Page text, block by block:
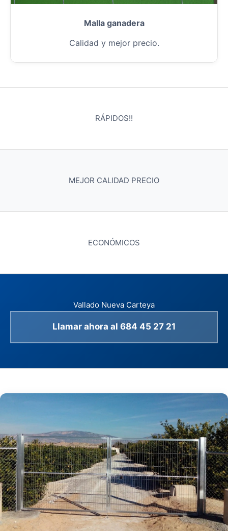
Malla ganadera
Calidad y mejor precio.
RÁPIDOS!!
MEJOR CALIDAD PRECIO
ECONÓMICOS
Vallado Nueva Carteya
Llamar ahora al 684 45 27 21